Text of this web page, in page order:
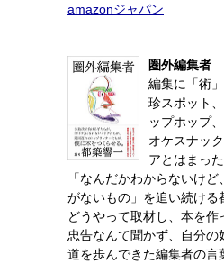
amazonジャパン
圏外編集者
編集に「術
珍スポット
ップホップ
オケスナッ
アとはまっ
「なんだかわからないけ
がないもの」を追い続ける
どうやって取材し、本を
忠告なんて聞かず、自分の
道を歩んできた編集者の言